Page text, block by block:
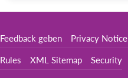
Feedback geben Privacy Notice
Rules XML Sitemap Security